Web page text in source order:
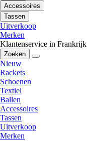
Accessoires
Tassen
Uitverkoop
Merken
Klantenservice in Frankrijk
Zoeken
Nieuw
Rackets
Schoenen
Textiel
Ballen
Accessoires
Tassen
Uitverkoop
Merken